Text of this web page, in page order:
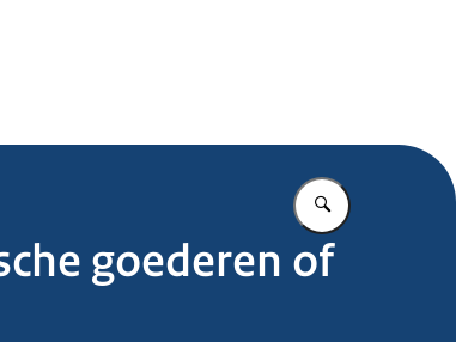
Vul in wat u
goederen of